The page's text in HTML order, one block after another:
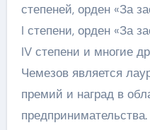
степеней, орден «За
I степени, орден «За
IV степени и многие
Чемезов является
премий и наград в
предпринимательства.